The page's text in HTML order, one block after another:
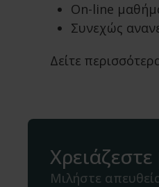
On-line
Συνεχώς
Δείτε
Μιλήστε